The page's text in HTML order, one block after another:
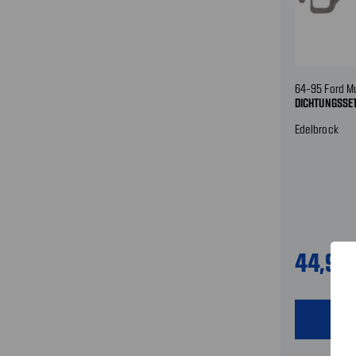
64-95 Ford
Edelbrock
44,99€